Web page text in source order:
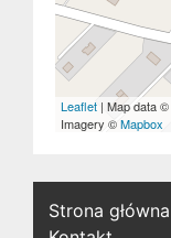
Leaflet | Map data ©
Imagery ©Mapbox
Strona główna